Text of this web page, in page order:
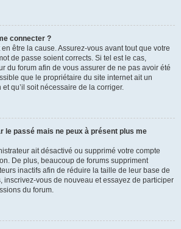
connecter ?
être la cause. Assurez-vous avant tout que votre
de passe soient corrects. Si tel est le cas,
du forum afin de vous assurer de ne pas avoir été
que le propriétaire du site internet ait un
qu’il soit nécessaire de la corriger.
le passé mais ne peux à présent plus me
ait désactivé ou supprimé votre compte
De plus, beaucoup de forums suppriment
inactifs afin de réduire la taille de leur base de
inscrivez-vous de nouveau et essayez de participer
du forum.